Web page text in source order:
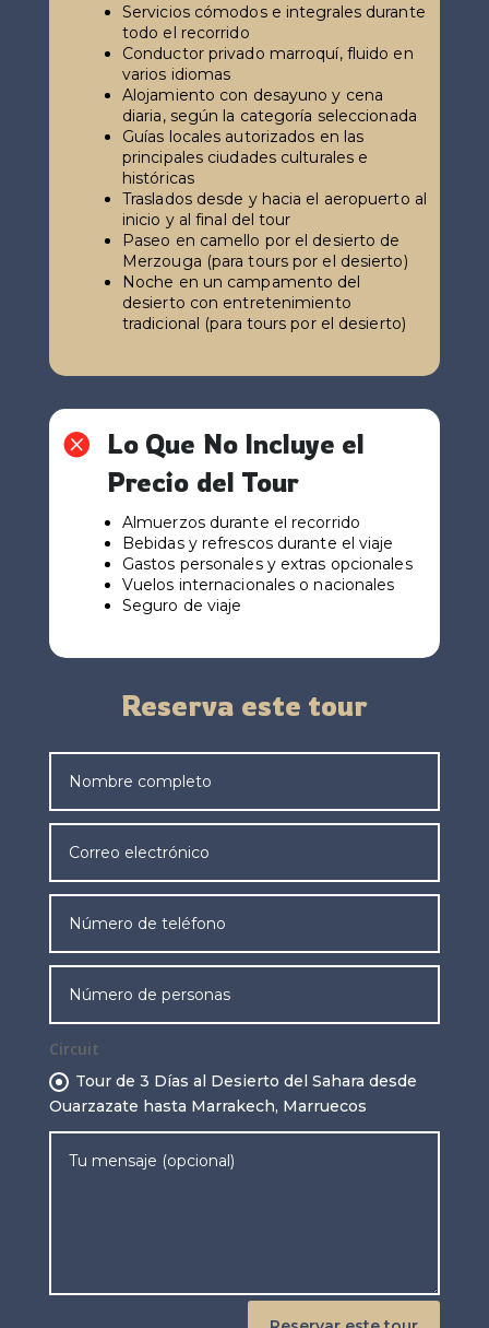
Servicios cómodos e integrales durante
todo el recorrido
Conductor privado marroquí, fluido en
varios idiomas
Alojamiento con desayuno y cena
diaria, según la categoría seleccionada
Guías locales autorizados en las
principales ciudades culturales e
históricas
Traslados desde y hacia el aeropuerto al
inicio y al final del tour
Paseo en camello por el desierto de
Merzouga (para tours por el desierto)
Noche en un campamento del
desierto con entretenimiento
tradicional (para tours por el desierto)

Lo Que No Incluye el
Precio del Tour
Almuerzos durante el recorrido
Bebidas y refrescos durante el viaje
Gastos personales y extras opcionales
Vuelos internacionales o nacionales
Seguro de viaje
Reserva este tour
Circuit
Tour de 3 Días al Desierto del Sahara desde
Ouarzazate hasta Marrakech, Marruecos